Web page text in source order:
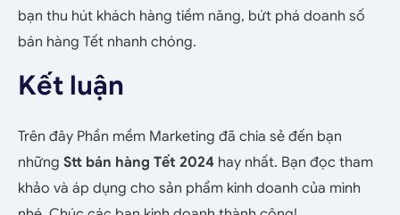
bạn thu hút khách hàng tiềm năng, bứt phá doanh số
bán hàng Tết nhanh chóng.
Kết luận
Trên đây Phần mềm Marketing đã chia sẻ đến bạn
những Stt bán hàng Tết 2024 hay nhất. Bạn đọc tham
khảo và áp dụng cho sản phẩm kinh doanh của mình